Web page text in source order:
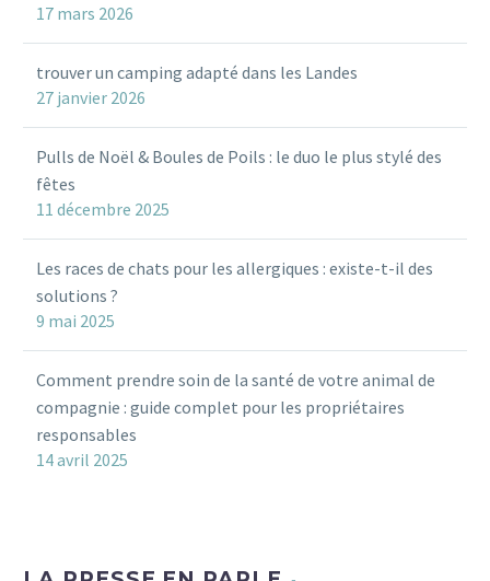
17 mars 2026
trouver un camping adapté dans les Landes
27 janvier 2026
Pulls de Noël & Boules de Poils : le duo le plus stylé des
fêtes
11 décembre 2025
Les races de chats pour les allergiques : existe-t-il des
solutions ?
9 mai 2025
Comment prendre soin de la santé de votre animal de
compagnie : guide complet pour les propriétaires
responsables
14 avril 2025